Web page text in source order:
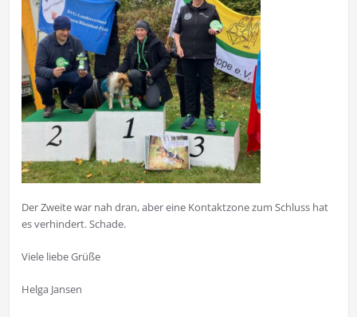
Der Zweite war nah dran, aber eine Kontaktzone zum Schluss hat
es verhindert. Schade.
Viele liebe Grüße
Helga Jansen